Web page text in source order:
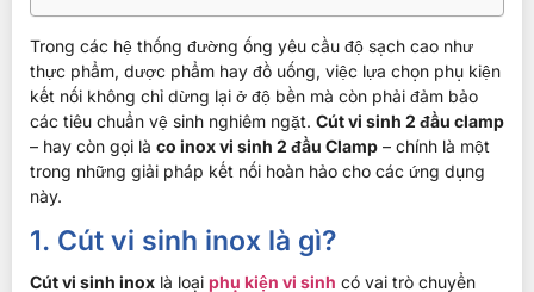
Trong các hệ thống đường ống yêu cầu độ sạch cao như
thực phẩm, dược phẩm hay đồ uống, việc lựa chọn phụ kiện
kết nối không chỉ dừng lại ở độ bền mà còn phải đảm bảo
các tiêu chuẩn vệ sinh nghiêm ngặt. Cút vi sinh 2 đầu clamp
– hay còn gọi là co inox vi sinh 2 đầu Clamp – chính là một
trong những giải pháp kết nối hoàn hảo cho các ứng dụng
này.
1. Cút vi sinh inox là gì?
Cút vi sinh inox là loại phụ kiện vi sinh có vai trò chuyển